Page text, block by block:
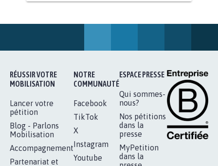
RENDRE LES CRIMES SEXUELS SUR
Je signe